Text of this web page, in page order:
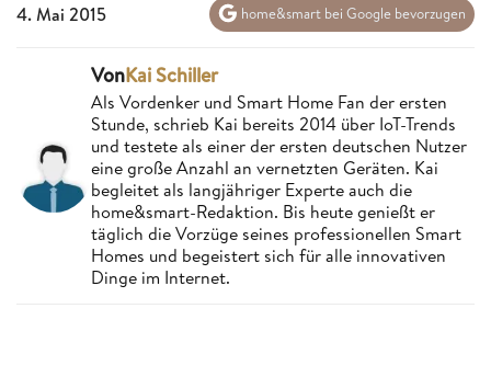
4. Mai 2015 home&smart bei Google bevorzugen
VonKai Schiller
Als Vordenker und Smart Home Fan der ersten
Stunde, schrieb Kai bereits 2014 über IoT-Trends
und testete als einer der ersten deutschen Nutzer
eine große Anzahl an vernetzten Geräten. Kai
begleitet als langjähriger Experte auch die
home&smart-Redaktion. Bis heute genießt er
täglich die Vorzüge seines professionellen Smart
Homes und begeistert sich für alle innovativen
Dinge im Internet.